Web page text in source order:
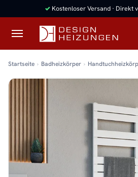
✓ Kostenloser Versand · Direkt
Startseite Badheizkörper